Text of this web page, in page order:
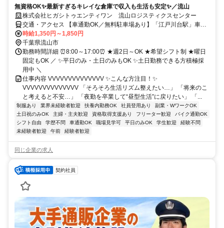
無資格OK✨最新すぎるキレイな倉庫で収入も生活も安定✨／流山
株式会社ヒガシトゥエンティワン 流山ロジスティクスセンター
交通・アクセス 【車通勤OK／無料駐車場あり】「江戸川台駅」車9
分／「運河駅」車8分／「初石駅」車11分／「流山おおたかの森駅」
車15分 【送迎バスあり】流山おおたかの森駅、江戸川台駅発着
時給1,350円～1,850円
千葉県流山市
勤務時間詳細 ⏰8:00～17:00⏰ ★週2日～OK ★希望シフト制 ★曜日
固定もOK ／ ✨平日のみ・土日のみもOK ✨土日勤務できる方積極採
用中 ＼
仕事内容 VVVVVVVVVVVVVV ✨こんな方注目！✨
VVVVVVVVVVVVVV 「そろそろ生活リズム整えたい…」 「将来のこ
と考えると不安…」 「夜勤を卒業して“昼型生活”に戻りたい」 「...
制服あり 業界未経験者歓迎 扶養内勤務OK 社員登用あり
副業・WワークOK
土日祝のみOK
主婦・主夫歓迎 資格取得支援あり フリーター歓迎
バイク通勤OK
シフト自由
学歴不問 車通勤OK 職場見学可 平日のみOK 学生歓迎
経験不問
未経験者歓迎
午前 経験者歓迎
同じ企業の求人
契約社員